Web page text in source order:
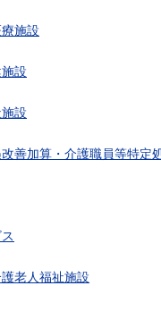
施設
設
設
善加算・介護職員等特定
老人福祉施設